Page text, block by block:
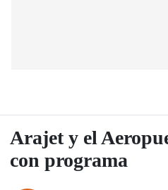
Arajet y el
con programa